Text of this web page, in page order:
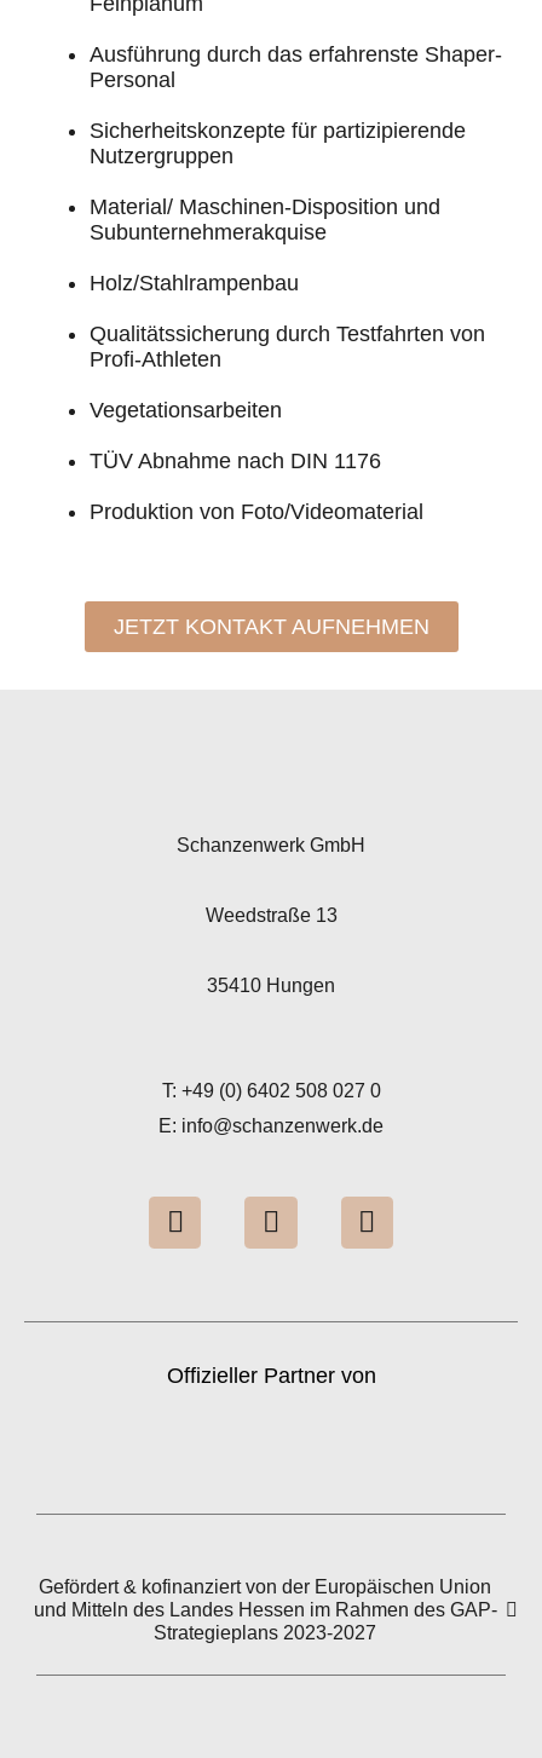
Ausführung durch das erfahrenste Shaper-
Personal
Sicherheitskonzepte für partizipierende
Nutzergruppen
Material/ Maschinen-Disposition und
Subunternehmerakquise
Holz/Stahlrampenbau
Qualitätssicherung durch Testfahrten von
Profi-Athleten
Vegetationsarbeiten
TÜV Abnahme nach DIN 1176
Produktion von Foto/Videomaterial
JETZT KONTAKT AUFNEHMEN
Schanzenwerk GmbH
Weedstraße 13
35410 Hungen
T: +49 (0) 6402 508 027 0
E: info@schanzenwerk.de
I
n
a
r
Y
o
u
e
L
i
e
i
Offizieller Partner von
Gefördert & kofinanziert von der Europäischen Union
und Mitteln des Landes Hessen im Rahmen des GAP-
Strategieplans 2023-2027